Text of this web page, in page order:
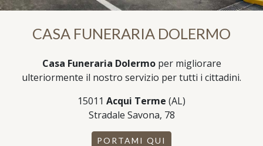
CASA FUNERARIA DOLERMO
Casa Funeraria Dolermoper migliorare
ulteriormente il nostro servizio per tutti i cittadini.
15011 Acqui Terme (AL)
Stradale Savona, 78
PORTAMI QUI